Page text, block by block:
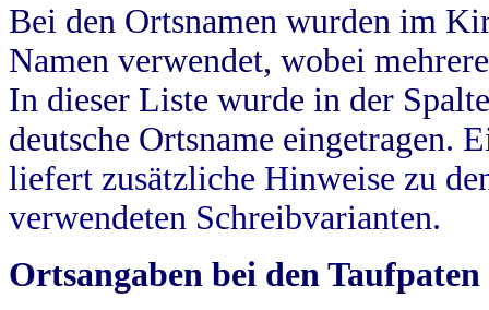
Bei den Ortsnamen wurden im
Namen verwendet, wobei
In dieser Liste wurde in der
deutsche Ortsname eingetragen.
liefert zusätzliche Hinweise zu
verwendeten Schreibvarianten.
Ortsangaben bei den Taufpaten